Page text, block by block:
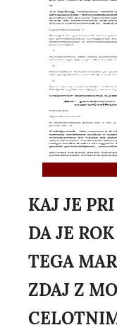
KAJ JE
DA JE
TEGA
ZDAJ Z